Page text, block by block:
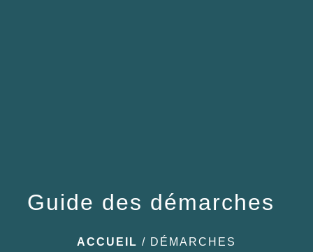
Guide des démarches
ACCUEIL / DÉMARCHES